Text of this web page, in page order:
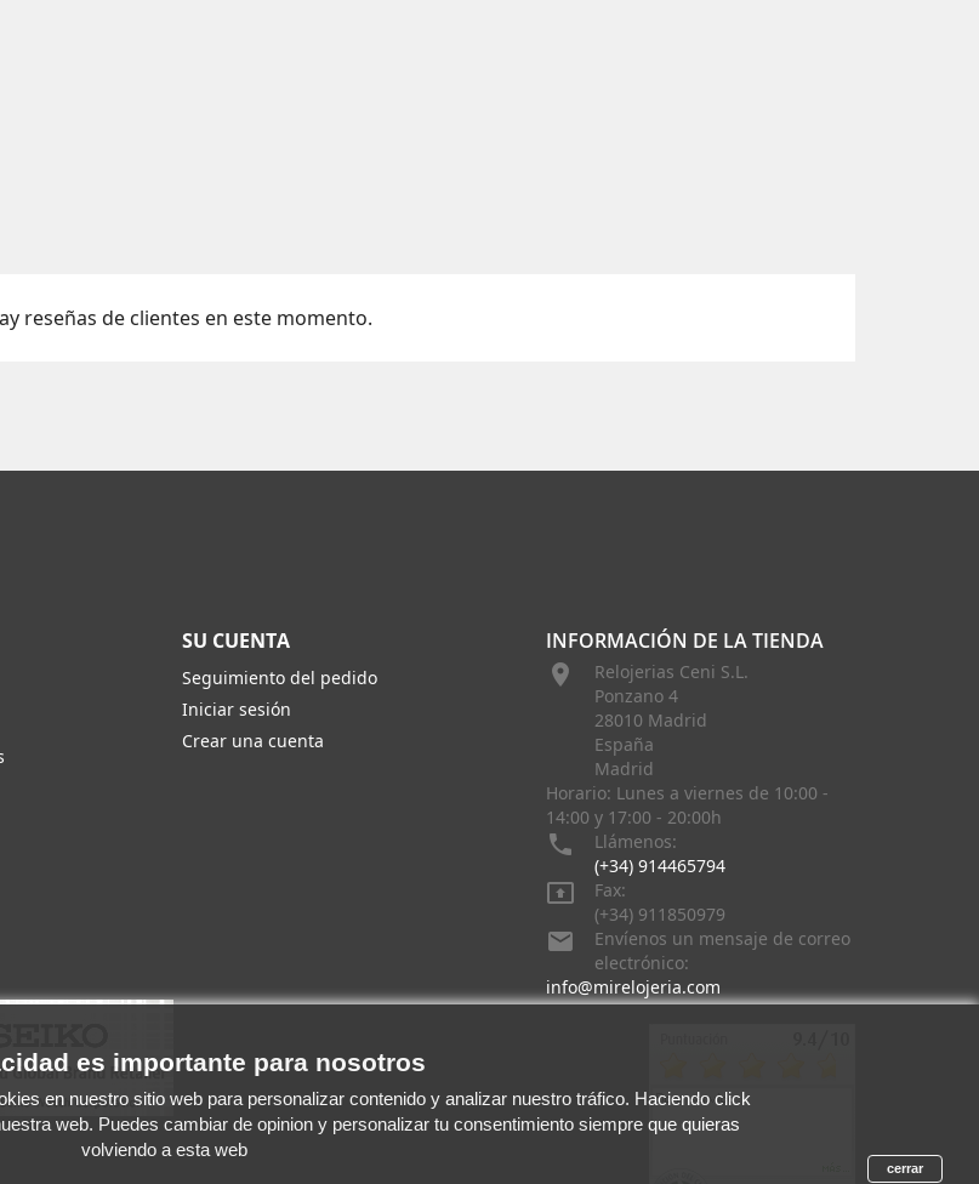
reseñas de clientes en este momento.
SU CUENTA
Seguimiento del pedido
Iniciar sesión
Crear una cuenta
INFORMACIÓN DE LA TIENDA

Relojerias Ceni S.L.
Ponzano 4
28010 Madrid
España
Madrid
Horario: Lunes a viernes de 10:00 -
14:00 y 17:00 - 20:00h

Llámenos:
(+34) 914465794

Fax:
(+34) 911850979

Envíenos un mensaje de correo
electrónico:
info@mirelojeria.com
es importante para nosotros
en nuestro sitio web para personalizar contenido y analizar nuestro tráfico. Haciendo click
web. Puedes cambiar de opinion y personalizar tu consentimiento siempre que quieras
volviendo a esta web
cerrar